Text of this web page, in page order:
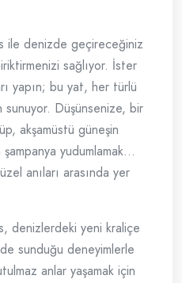
ile denizde geçireceğiniz
sağlıyor. İster
yapın; bu yat, her türlü
Düşünsenize, bir
akşamüstü güneşin
yudumlamak…
anıları arasında yer
denizlerdeki yeni kraliçe
sunduğu deneyimlerle
anlar yaşamak için